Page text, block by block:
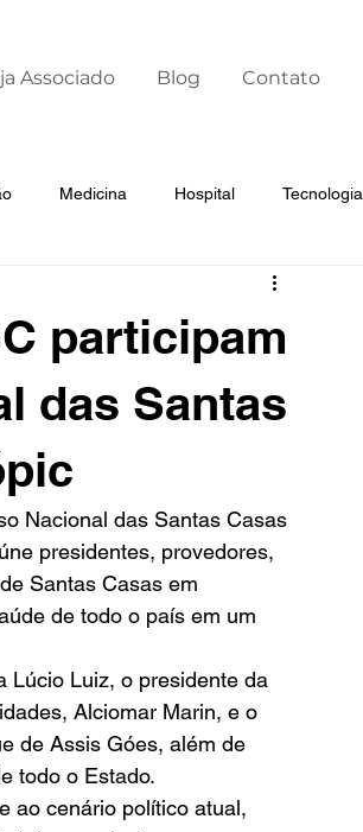
Associado Blog Contato
Medicina Hospital Tecnologia
participam
das Santas
Nacional das Santas Casas
presidentes, provedores,
Santas Casas em
de todo o país em um
Lúcio Luiz, o presidente da
Alciomar Marin, e o
de Assis Góes, além de
todo o Estado.
ao cenário político atual,